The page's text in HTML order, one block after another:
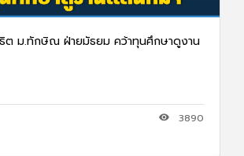
ต ม.ทักษิณ ฝ่ายมัธยม คว้าทุนศึกษาดูงาน
3890